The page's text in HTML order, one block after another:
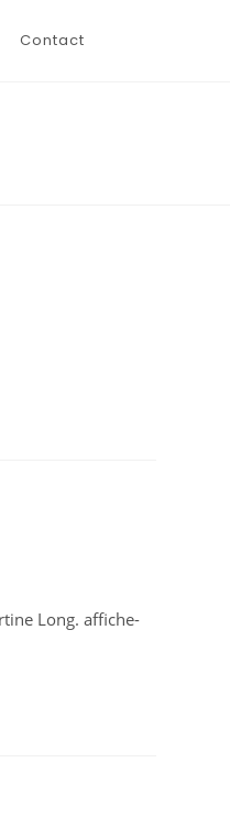
Contact
Long. affiche-